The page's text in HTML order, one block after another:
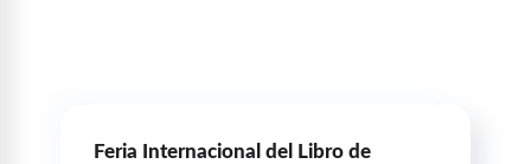
Feria Internacional del Libro de